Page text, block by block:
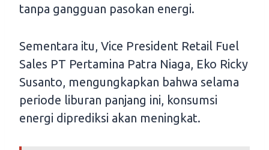
tanpa gangguan pasokan energi.
Sementara itu, Vice President Retail Fuel
Sales PT Pertamina Patra Niaga, Eko Ricky
Susanto, mengungkapkan bahwa selama
periode liburan panjang ini, konsumsi
energi diprediksi akan meningkat.